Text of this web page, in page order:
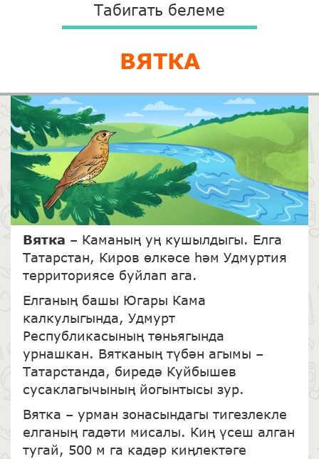
Табигать белеме
ВЯТКА
Вятка – Каманың уң кушылдыгы. Елга
Татарстан, Киров өлкәсе һәм Удмуртия
территориясе буйлап ага.
Елганың башы Югары Кама
калкулыгында, Удмурт
Республикасының төньягында
урнашкан. Вятканың түбән агымы –
Татарстанда, биредә Куйбышев
сусаклагычының йогынтысы зур.
Вятка – урман зонасындагы тигезлекле
елганың гадәти мисалы. Киң үсеш алган
тугай, 500 м га кадәр киңлектәге